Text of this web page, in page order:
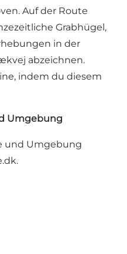
Auf der Route
Grabhügel,
in der
abzeichnen.
indem du diesem
Umgebung
und Umgebung